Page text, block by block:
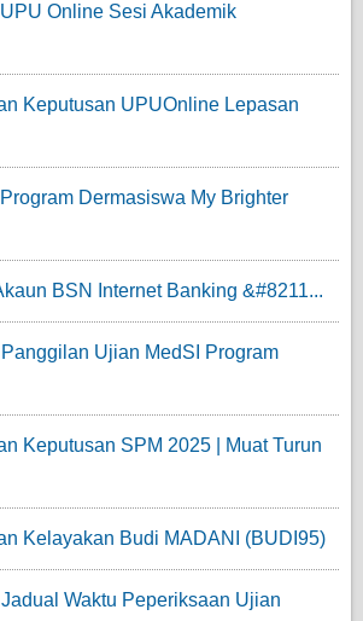
Online Sesi Akademik
Keputusan UPUOnline Lepasan
Dermasiswa My Brighter
BSN Internet Banking &#8211...
Ujian MedSI Program
Keputusan SPM 2025 | Muat Turun
Kelayakan Budi MADANI (BUDI95)
Waktu Peperiksaan Ujian